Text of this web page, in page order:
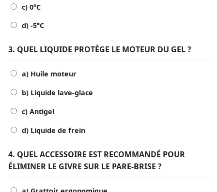
c) 0°C
d) -5°C
3. QUEL LIQUIDE PROTÈGE LE MOTEUR DU GEL ?
a) Huile moteur
b) Liquide lave-glace
c) Antigel
d) Liquide de frein
4. QUEL ACCESSOIRE EST RECOMMANDÉ POUR
ÉLIMINER LE GIVRE SUR LE PARE-BRISE ?